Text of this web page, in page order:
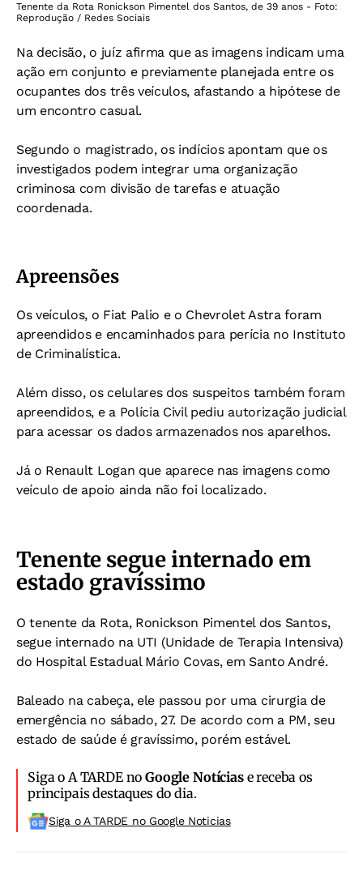
Tenente da Rota Ronickson Pimentel dos Santos, de 39 anos - Foto:
Reprodução / Redes Sociais
Na decisão, o juíz afirma que as imagens indicam uma
ação em conjunto e previamente planejada entre os
ocupantes dos três veículos, afastando a hipótese de
um encontro casual.
Segundo o magistrado, os indícios apontam que os
investigados podem integrar uma organização
criminosa com divisão de tarefas e atuação
coordenada.
Apreensões
Os veículos, o Fiat Palio e o Chevrolet Astra foram
apreendidos e encaminhados para perícia no Instituto
de Criminalística.
Além disso, os celulares dos suspeitos também foram
apreendidos, e a Polícia Civil pediu autorização judicial
para acessar os dados armazenados nos aparelhos.
Já o Renault Logan que aparece nas imagens como
veículo de apoio ainda não foi localizado.
Tenente segue internado em
estado gravíssimo
O tenente da Rota, Ronickson Pimentel dos Santos,
segue internado na UTI (Unidade de Terapia Intensiva)
do Hospital Estadual Mário Covas, em Santo André.
Baleado na cabeça, ele passou por uma cirurgia de
emergência no sábado, 27. De acordo com a PM, seu
estado de saúde é gravíssimo, porém estável.
Siga o A TARDE noGoogle Notíciase receba os
principais destaques do dia.
Siga o A TARDE no Google Noticias